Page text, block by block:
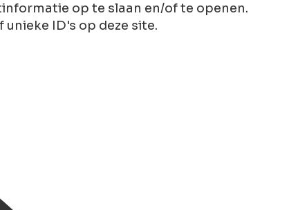
op te slaan en/of te openen.
ID's op deze site.